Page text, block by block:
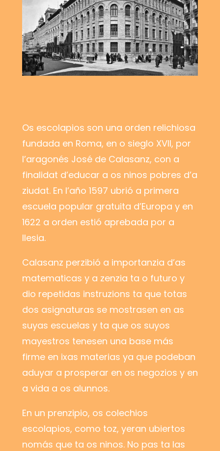
Os escolapios son una orden relichiosa
fundada en Roma, en o sieglo XVII, por
l’aragonés José de Calasanz, con a
finalidat d’educar a os ninos pobres d’a
ziudat. En l’año 1597 ubrió a primera
escuela popular gratuita d’Europa y en
1622 a orden estió aprebada por a
Ilesia.
Calasanz perzibió a importanzia d’as
matematicas y a zenzia ta o futuro y
dio repetidas instruzions ta que totas
dos asignaturas se mostrasen en as
suyas escuelas y ta que os suyos
mayestros tenesen una base más
firme en ixas materias ya que podeban
aduyar a prosperar en os negozios y en
a vida a os alunnos.
En un prenzipio, os colechios
escolapios, como toz, yeran ubiertos
nomás que ta os ninos. No pas ta las